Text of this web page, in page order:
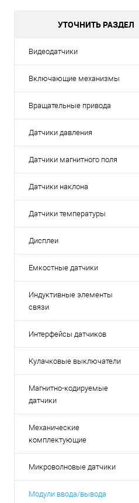
УТОЧНИТЬ РАЗДЕЛ
Видеодатчики
Включающие механизмы
Вращательные привода
Датчики давления
Датчики магнитного поля
Датчики наклона
Датчики температуры
Дисплеи
Емкостные датчики
Индуктивные элементы
связи
Интерфейсы датчиков
Кулачковые выключатели
Магнитно-кодируемые
датчики
Механические
комплектующие
Микроволновые датчики
Модули ввода/вывода